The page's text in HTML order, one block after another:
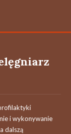
i wykonywanie
dalszą